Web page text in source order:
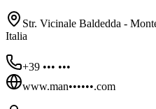
Str. Vicinale Baldedda -
Italia
+39 ••• •••
www.man••••••.com